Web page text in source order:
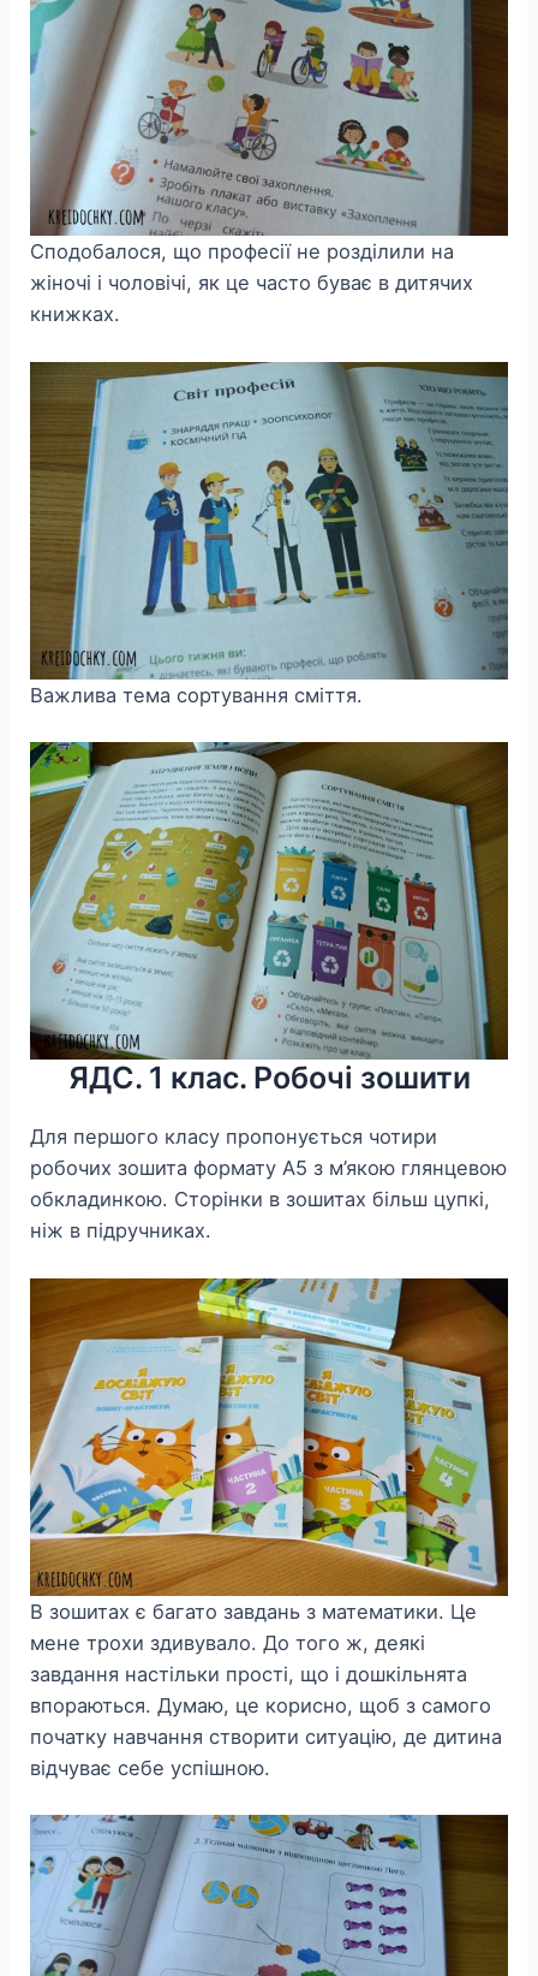
Сподобалося, що професії не розділили на
жіночі і чоловічі, як це часто буває в дитячих
книжках.
Важлива тема сортування сміття.
ЯДС. 1 клас. Робочі зошити
Для першого класу пропонується чотири
робочих зошита формату А5 з м’якою глянцевою
обкладинкою. Сторінки в зошитах більш цупкі,
ніж в підручниках.
В зошитах є багато завдань з математики. Це
мене трохи здивувало. До того ж, деякі
завдання настільки прості, що і дошкільнята
впораються. Думаю, це корисно, щоб з самого
початку навчання створити ситуацію, де дитина
відчуває себе успішною.